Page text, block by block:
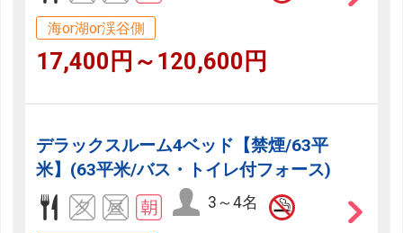
海or湖or渓谷側
17,400円～120,600円
デラックスルーム4ベッド【禁煙/63平
米】(63平米/バス・トイレ付フォース)
3～4名